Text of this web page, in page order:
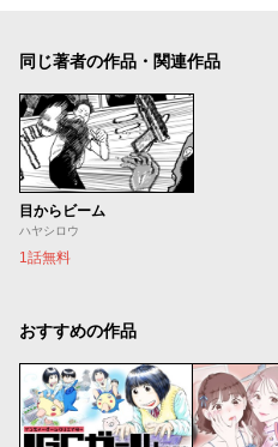
同じ著者の作品・関連作品
目からビーム
ハヤシロウ
1話無料
おすすめの作品